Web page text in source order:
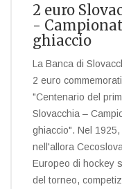
2 euro
-
ghiaccio
La Banca di
2 euro
"Centenario del
Slovacchia –
ghiaccio". Nel
nell'allora
Europeo di hockey
del torneo,